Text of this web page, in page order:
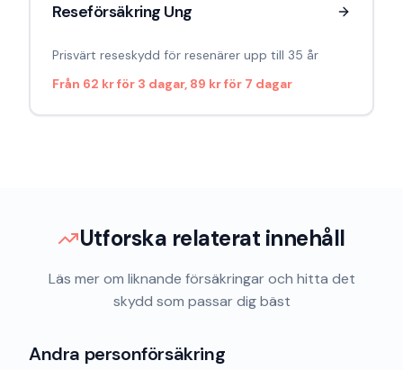
Reseförsäkring Ung
Prisvärt reseskydd för resenärer upp till 35 år
Från 62 kr för 3 dagar, 89 kr för 7 dagar
Utforska relaterat innehåll
Läs mer om liknande försäkringar och hitta det
skydd som passar dig bäst
Andra personförsäkring